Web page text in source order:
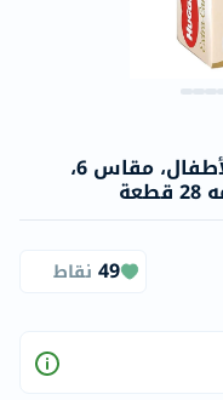
هجيزحفاضات للعناية الإضافية للأطفال، مقاس 6،
49 نقاط